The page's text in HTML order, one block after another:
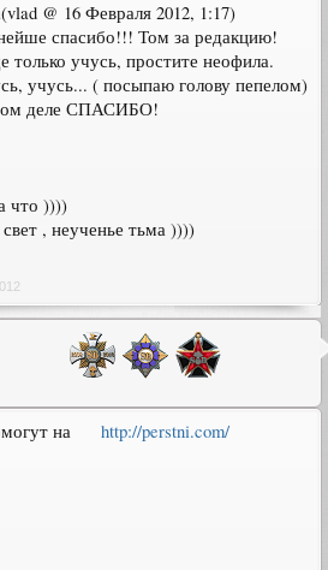
@ 16 Февраля 2012, 1:17)
спасибо!!! Том за редакцию!
только учусь, простите неофила.
учусь... ( посыпаю голову пепелом)
деле СПАСИБО!
что ))))
, неученье тьма ))))
на http://perstni.com/